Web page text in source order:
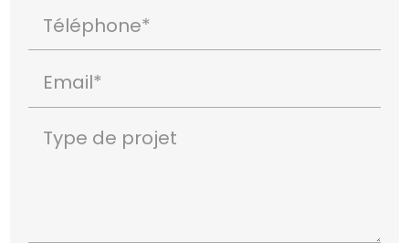
Téléphone*
Email*
Type de projet